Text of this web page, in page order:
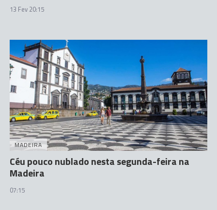
13 Fev 20:15
MADEIRA
Céu pouco nublado nesta segunda-feira na
Madeira
07:15